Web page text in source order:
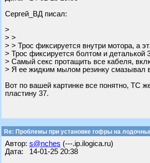
Сергей_ВД писал:
>
> >
> > Трос фиксируется внутри мотора, а
> Трос фиксируется болтом и деталькой
> Самый секс протащить все кабеля,
> Я ее жидким мылом резинку смазывал
Вот по вашей картинке все понятно, ТС
пластину 37.
Re: Проблемы при установке гофры на
Автор: s@nches (---.ip.ilogica.ru)
Дата: 14-01-25 20:38